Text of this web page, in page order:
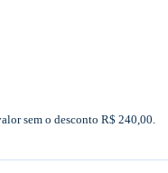
sem o desconto R$ 240,00.